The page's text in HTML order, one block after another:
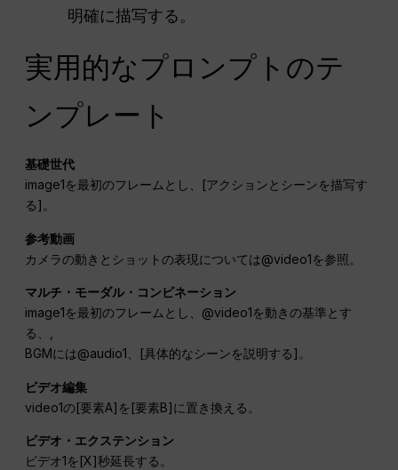
明確に描写する。
実用的なプロンプトのテ
ンプレート
基礎世代
image1を最初のフレームとし、[アクションとシーンを描写す
る]。
参考動画
カメラの動きとショットの表現については@video1を参照。
マルチ・モーダル・コンビネーション
image1を最初のフレームとし、@video1を動きの基準とす
る、,
BGMには@audio1、[具体的なシーンを説明する]。
ビデオ編集
video1の[要素A]を[要素B]に置き換える。
ビデオ・エクステンション
ビデオ1を[X]秒延長する。